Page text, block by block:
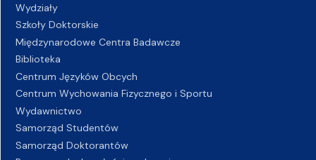
Wydziały
Szkoły Doktorskie
Międzynarodowe Centra Badawcze
Biblioteka
Centrum Języków Obcych
Centrum Wychowania Fizycznego i Sportu
Wydawnictwo
Samorząd Studentów
Samorząd Doktorantów